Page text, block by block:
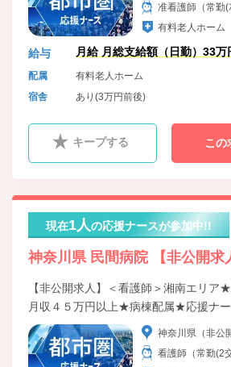
准看護師（常勤(ｽ
有料老人ホーム
給与
月給 月総支給額（日勤）33万
回、残業手当含）
配属
有料老人ホーム
宿舎
あり(3万円前後)
キープする この
現在1人の応援ナースが参加中!!
神奈川県 民間病院 【非公開求
【非公開求人】＜看護師＞湘南エリ
月収４５万円以上★病棟配属★応援ナー
神奈川県（非公
看護師（常勤(2